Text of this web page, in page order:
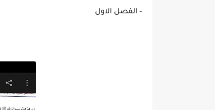
- الفصل الاول